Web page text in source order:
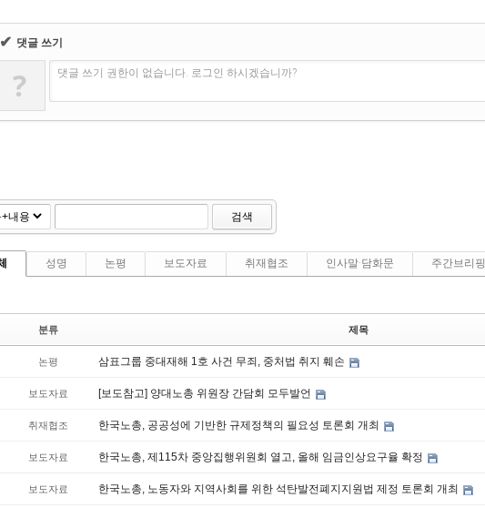
✔ 댓글 쓰기
? 댓글 쓰기 권한이 없습니다. 로그인 하시겠습니까?
검색
성명 논평 보도자료 취재협조 인사말·담화문 주간브리핑
분류 제목
논평 삼표그룹 중대재해 1호 사건 무죄, 중처법 취지 훼손
보도자료 [보도참고] 양대노총 위원장 간담회 모두발언
취재협조 한국노총, 공공성에 기반한 규제정책의 필요성 토론회 개최
보도자료 한국노총, 제115차 중앙집행위원회 열고, 올해 임금인상요구율 확정
보도자료 한국노총, 노동자와 지역사회를 위한 석탄발전폐지지원법 제정 토론회 개최